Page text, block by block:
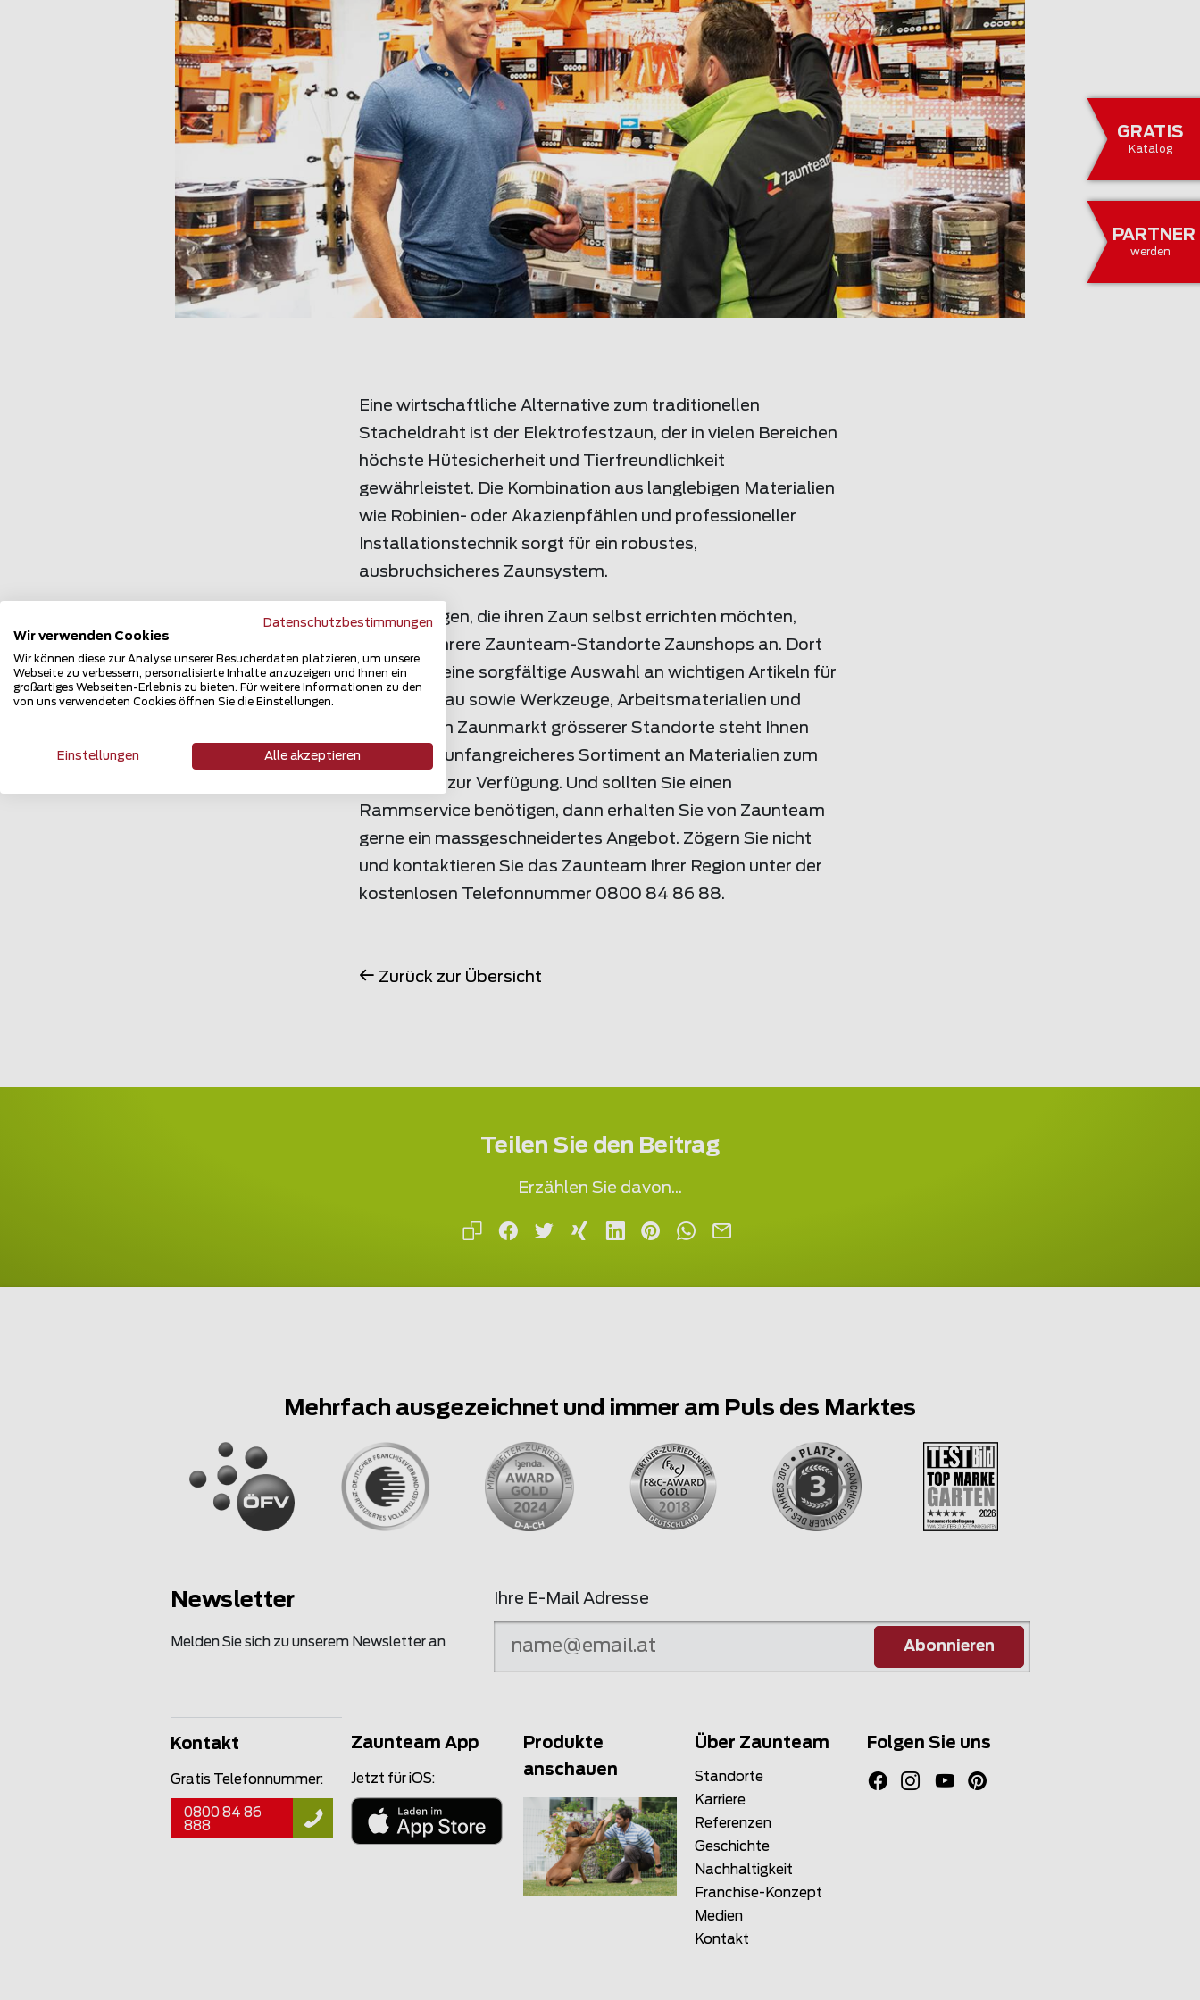
GRATIS
Katalog
PARTNER
werden
Eine wirtschaftliche Alternative zum traditionellen
Stacheldraht ist der Elektrofestzaun, der in vielen Bereichen
höchste Hütesicherheit und Tierfreundlichkeit
gewährleistet. Die Kombination aus langlebigen Materialien
wie Robinien- oder Akazienpfählen und professioneller
Installationstechnik sorgt für ein robustes,
ausbruchsicheres Zaunsystem.
Für diejenigen, die ihren Zaun selbst errichten möchten,
bieten mehrere Zaunteam-Standorte Zaunshops an. Dort
finden Sie eine sorgfältige Auswahl an wichtigen Artikeln für
den Zaunbau sowie Werkzeuge, Arbeitsmaterialien und
Zubehör. Im Zaunmarkt grösserer Standorte steht Ihnen
zudem ein unfangreicheres Sortiment an Materialien zum
Direktkauf zur Verfügung. Und sollten Sie einen
Rammservice benötigen, dann erhalten Sie von Zaunteam
gerne ein massgeschneidertes Angebot. Zögern Sie nicht
und kontaktieren Sie das Zaunteam Ihrer Region unter der
kostenlosen Telefonnummer 0800 84 86 88.
Zurück zur Übersicht
Teilen Sie den Beitrag
Erzählen Sie davon...
Mehrfach ausgezeichnet und immer am Puls des Marktes
Newsletter
Melden Sie sich zu unserem Newsletter an
Ihre E-Mail Adresse
Abonnieren
Kontakt
Gratis Telefonnummer:
0800 84 86
888
Zaunteam App
Jetzt für iOS:
Produkte
anschauen
Über Zaunteam
Standorte
Karriere
Referenzen
Geschichte
Nachhaltigkeit
Franchise-Konzept
Medien
Kontakt
Folgen Sie uns
Datenschutzbestimmungen
Wir verwenden Cookies
Wir können diese zur Analyse unserer Besucherdaten platzieren, um unsere
Webseite zu verbessern, personalisierte Inhalte anzuzeigen und Ihnen ein
großartiges Webseiten-Erlebnis zu bieten. Für weitere Informationen zu den
von uns verwendeten Cookies öffnen Sie die Einstellungen.
Einstellungen Alle akzeptieren